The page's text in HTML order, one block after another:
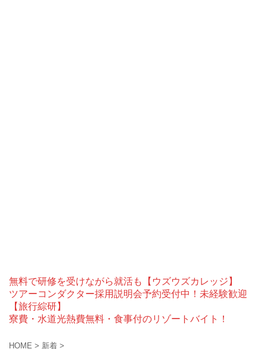
無料で研修を受けながら就活も【ウズウズカレッジ】
ツアーコンダクター採用説明会予約受付中！未経験歓迎
【旅行綜研】
寮費・水道光熱費無料・食事付のリゾートバイト！
HOME > 新着 >